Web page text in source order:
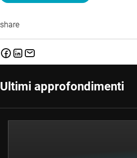
share
Ultimi approfondimenti